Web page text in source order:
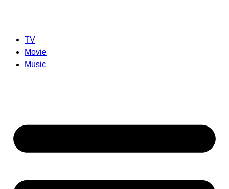
TV
Movie
Music